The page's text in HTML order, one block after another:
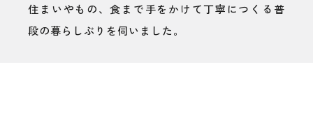
住まいやもの、食まで手をかけて丁寧につくる普
段の暮らしぶりを伺いました。